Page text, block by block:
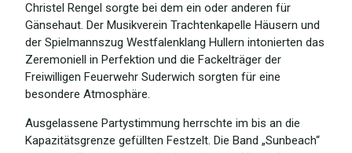
Christel Rengel sorgte bei dem ein oder anderen für
Gänsehaut. Der Musikverein Trachtenkapelle Häusern und
der Spielmannszug Westfalenklang Hullern intonierten das
Zeremoniell in Perfektion und die Fackelträger der
Freiwilligen Feuerwehr Suderwich sorgten für eine
besondere Atmosphäre.
Ausgelassene Partystimmung herrschte im bis an die
Kapazitätsgrenze gefüllten Festzelt. Die Band „Sunbeach“